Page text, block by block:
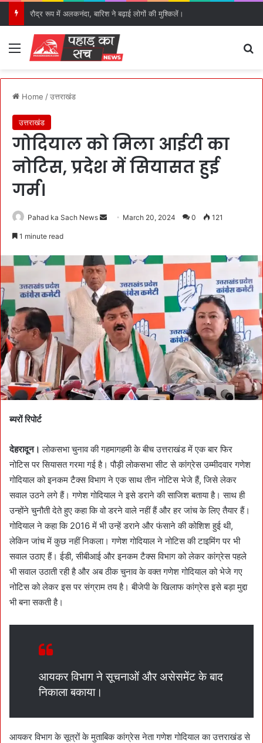
रौद्र रूप में अलकनंदा, बारिश ने बढ़ाई लोगों की मुश्किलें।
Menu
Home /उत्तराखंड
उत्तराखंड
गोदियाल को मिला आईटी का
नोटिस, प्रदेश में सियासत हुई
गर्म।
Pahad ka Sach News
n
m
i
l
March 20, 2024 0 121
1 minute read
ब्यरों रिपोर्ट
देहरादून। लोकसभा चुनाव की गहमागहमी के बीच उत्तराखंड में एक बार फिर
नोटिस पर सियासत गरमा गई है। पौड़ी लोकसभा सीट से कांग्रेस उम्मीदवार गणेश
गोदियाल को इनकम टैक्स विभाग ने एक साथ तीन नोटिस भेजे हैं, जिसे लेकर
सवाल उठने लगे हैं। गणेश गोदियाल ने इसे डराने की साजिश बताया है। साथ ही
उन्होंने चुनौती देते हुए कहा कि वो डरने वाले नहीं हैं और हर जांच के लिए तैयार हैं।
गोदियाल ने कहा कि 2016 में भी उन्हें डराने और फंसाने की कोशिश हुई थी,
लेकिन जांच में कुछ नहीं निकला। गणेश गोदियाल ने नोटिस की टाइमिंग पर भी
सवाल उठाए हैं। ईडी, सीबीआई और इनकम टैक्स विभाग को लेकर कांग्रेस पहले
भी सवाल उठाती रही है और अब ठीक चुनाव के वक्त गणेश गोदियाल को भेजे गए
नोटिस को लेकर इस पर संग्राम तय है। बीजेपी के खिलाफ कांग्रेस इसे बड़ा मुद्दा
भी बना सकती है।
आयकर विभाग ने सूचनाओं और असेसमेंट के बाद
निकाला बकाया।
आयकर विभाग के सूत्रों के मुताबिक कांग्रेस नेता गणेश गोदियाल का उत्तराखंड से